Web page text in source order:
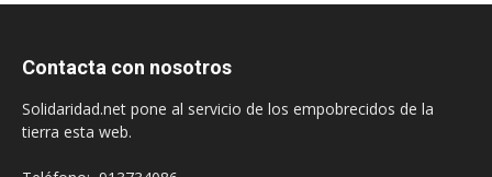
Contacta con nosotros
Solidaridad.net pone al servicio de los empobrecidos de la
tierra esta web.